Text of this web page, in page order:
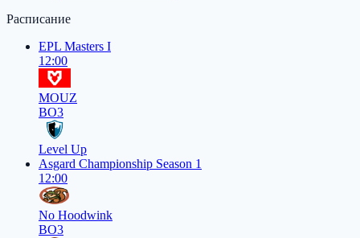
Расписание
EPL Masters I
12:00
MOUZ
BO3
Level Up
Asgard Championship Season 1
12:00
No Hoodwink
BO3